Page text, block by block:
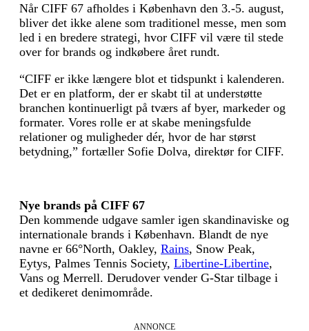
Når CIFF 67 afholdes i København den 3.-5. august,
bliver det ikke alene som traditionel messe, men som
led i en bredere strategi, hvor CIFF vil være til stede
over for brands og indkøbere året rundt.
“CIFF er ikke længere blot et tidspunkt i kalenderen.
Det er en platform, der er skabt til at understøtte
branchen kontinuerligt på tværs af byer, markeder og
formater. Vores rolle er at skabe meningsfulde
relationer og muligheder dér, hvor de har størst
betydning,” fortæller Sofie Dolva, direktør for CIFF.
Nye brands på CIFF 67
Den kommende udgave samler igen skandinaviske og
internationale brands i København. Blandt de nye
navne er 66°North, Oakley, Rains, Snow Peak,
Eytys, Palmes Tennis Society, Libertine-Libertine,
Vans og Merrell. Derudover vender G-Star tilbage i
et dedikeret denimområde.
ANNONCE